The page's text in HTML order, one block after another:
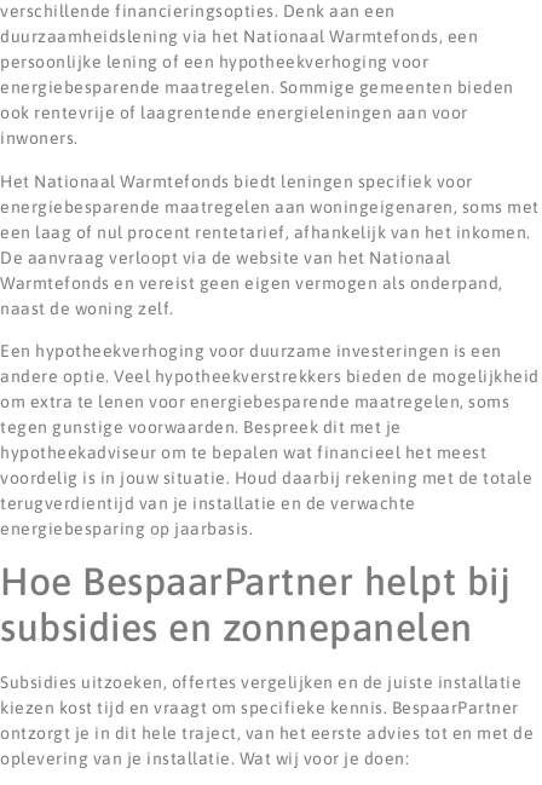
verschillende financieringsopties. Denk aan een
duurzaamheidslening via het Nationaal Warmtefonds, een
persoonlijke lening of een hypotheekverhoging voor
energiebesparende maatregelen. Sommige gemeenten bieden
ook rentevrije of laagrentende energieleningen aan voor
inwoners.
Het Nationaal Warmtefonds biedt leningen specifiek voor
energiebesparende maatregelen aan woningeigenaren, soms met
een laag of nul procent rentetarief, afhankelijk van het inkomen.
De aanvraag verloopt via de website van het Nationaal
Warmtefonds en vereist geen eigen vermogen als onderpand,
naast de woning zelf.
Een hypotheekverhoging voor duurzame investeringen is een
andere optie. Veel hypotheekverstrekkers bieden de mogelijkheid
om extra te lenen voor energiebesparende maatregelen, soms
tegen gunstige voorwaarden. Bespreek dit met je
hypotheekadviseur om te bepalen wat financieel het meest
voordelig is in jouw situatie. Houd daarbij rekening met de totale
terugverdientijd van je installatie en de verwachte
energiebesparing op jaarbasis.
Hoe BespaarPartner helpt bij
subsidies en zonnepanelen
Subsidies uitzoeken, offertes vergelijken en de juiste installatie
kiezen kost tijd en vraagt om specifieke kennis. BespaarPartner
ontzorgt je in dit hele traject, van het eerste advies tot en met de
oplevering van je installatie. Wat wij voor je doen: